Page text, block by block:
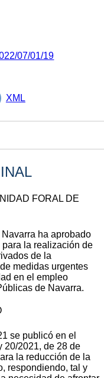
07/01/19
XML
FORAL DE
ha aprobado
la realización de
de la
medidas urgentes
en el empleo
de Navarra.
se publicó en el
20/2021, de 28 de
la reducción de la
respondiendo, tal y